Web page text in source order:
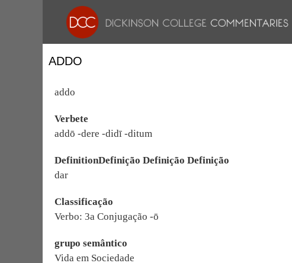
ADDO
addo
Verbete
addō -dere -didī -ditum
DefinitionDefinição Definição Definição
dar
Classificação
Verbo: 3a Conjugação -ō
grupo semântico
Vida em Sociedade